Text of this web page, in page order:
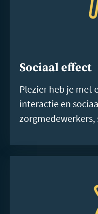
Sociaal effect
Plezier heb je met
interactie en
zorgmedewerkers,